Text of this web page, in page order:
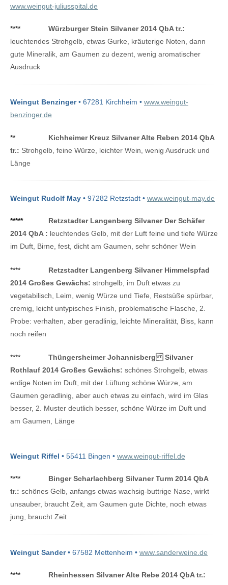
www.weingut-juliusspital.de
****
Würzburger Stein Silvaner 2014 QbA tr.:
leuchtendes Strohgelb, etwas Gurke, kräuterige Noten, dann
gute Mineralik, am Gaumen zu dezent, wenig aromatischer
Ausdruck
Weingut Benzinger• 67281 Kirchheim • www.weingut-
benzinger.de
**
Kichheimer Kreuz Silvaner Alte Reben 2014 QbA
tr.: Strohgelb, feine Würze, leichter Wein, wenig Ausdruck und
Länge
Weingut Rudolf May • 97282 Retzstadt • www.weingut-may.de
*****
Retzstadter Langenberg Silvaner Der Schäfer
2014 QbA : leuchtendes Gelb, mit der Luft feine und tiefe Würze
im Duft, Birne, fest, dicht am Gaumen, sehr schöner Wein
****
Retzstadter Langenberg Silvaner Himmelspfad
2014 Großes Gewächs: strohgelb, im Duft etwas zu
vegetabilisch, Leim, wenig Würze und Tiefe, Restsüße spürbar,
cremig, leicht untypisches Finish, problematische Flasche, 2.
Probe: verhalten, aber geradlinig, leichte Mineralität, Biss, kann
noch reifen
****
Thüngersheimer Johannisberg Silvaner
Rothlauf 2014 Großes Gewächs: schönes Strohgelb, etwas
erdige Noten im Duft, mit der Lüftung schöne Würze, am
Gaumen geradlinig, aber auch etwas zu einfach, wird im Glas
besser, 2. Muster deutlich besser, schöne Würze im Duft und
am Gaumen, Länge
Weingut Riffel • 55411 Bingen • www.weingut-riffel.de
****
Binger Scharlachberg Silvaner Turm 2014 QbA
tr.: schönes Gelb, anfangs etwas wachsig-buttrige Nase, wirkt
unsauber, braucht Zeit, am Gaumen gute Dichte, noch etwas
jung, braucht Zeit
Weingut Sander• 67582 Mettenheim • www.sanderweine.de
****
Rheinhessen Silvaner Alte Rebe 2014 QbA tr.: